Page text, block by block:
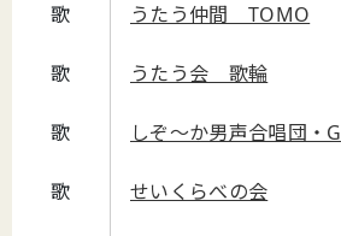
歌 うたう仲間 TOMO
歌 うたう会 歌輪
歌 しぞ～か男声合唱団・G
歌 せいくらべの会